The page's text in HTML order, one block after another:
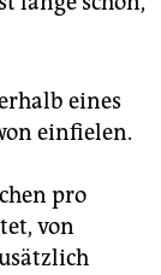
eines
einfielen.
pro
von